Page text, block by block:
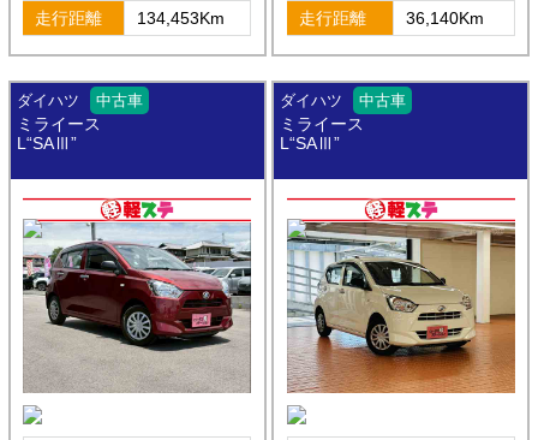
走行距離 134,453Km 走行距離 36,140Km
ダイハツ 中古車
ミライース
L“SAⅢ”
ダイハツ 中古車
ミライース
L“SAⅢ”